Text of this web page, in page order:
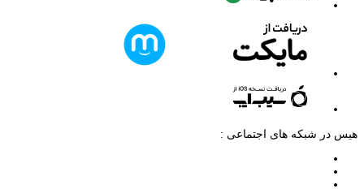
هیس در شبکه های اجتماعی :